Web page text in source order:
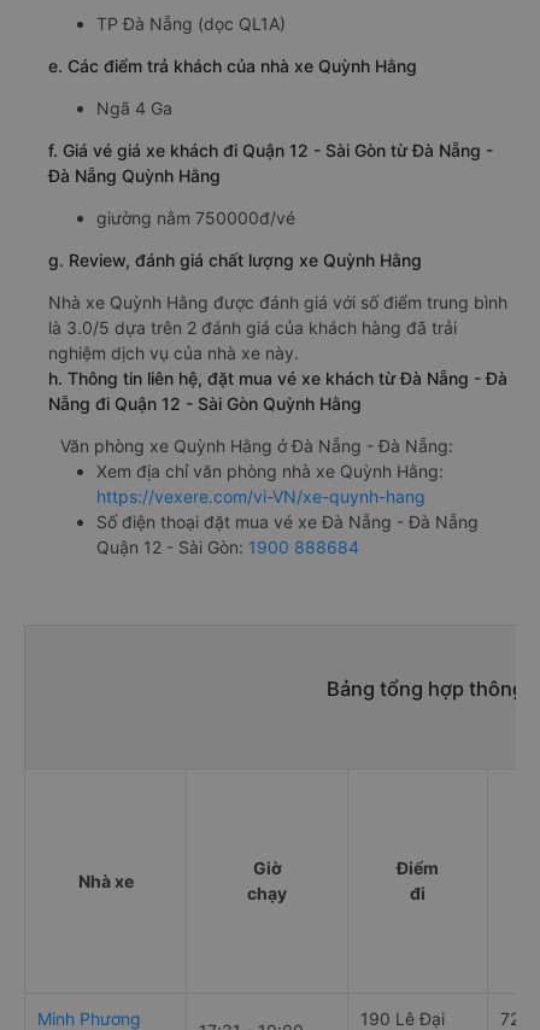
TP Đà Nẵng (dọc QL1A)
e. Các điểm trả khách của nhà xe Quỳnh Hằng
Ngã 4 Ga
f. Giá vé giá xe khách đi Quận 12 - Sài Gòn từ Đà Nẵng -
Đà Nẵng Quỳnh Hằng
giường nằm 750000đ/vé
g. Review, đánh giá chất lượng xe Quỳnh Hằng
Nhà xe Quỳnh Hằng được đánh giá với số điểm trung bình
là 3.0/5 dựa trên 2 đánh giá của khách hàng đã trải
nghiệm dịch vụ của nhà xe này.
h. Thông tin liên hệ, đặt mua vé xe khách từ Đà Nẵng - Đà
Nẵng đi Quận 12 - Sài Gòn Quỳnh Hằng
Văn phòng xe Quỳnh Hằng ở Đà Nẵng - Đà Nẵng:
Xem địa chỉ văn phòng nhà xe Quỳnh Hằng:
https://vexere.com/vi-VN/xe-quynh-hang
Số điện thoại đặt mua vé xe Đà Nẵng - Đà Nẵng
Quận 12 - Sài Gòn: 1900 888684
Bảng tổng hợp thông
Nhà xe
Giờ
chạy
Điểm
đi
Minh Phương
190 Lê Đại
720